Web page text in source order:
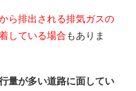
ら排出される排気ガスの
している場合 もありま
量が多い道路に面してい